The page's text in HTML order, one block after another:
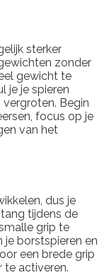
sterker
zonder
gewicht te
je je spieren
Begin
focus op je
van het
dus je
tijdens de
grip te
je borstspieren en
een brede grip
te activeren.